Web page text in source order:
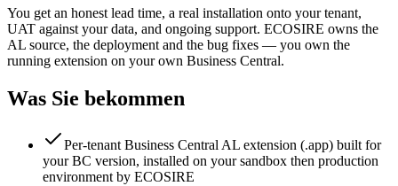
You get an honest lead time, a real installation onto your tenant,
UAT against your data, and ongoing support. ECOSIRE owns the
AL source, the deployment and the bug fixes — you own the
running extension on your own Business Central.
Was Sie bekommen
Per-tenant Business Central AL extension (.app) built for
your BC version, installed on your sandbox then production
environment by ECOSIRE